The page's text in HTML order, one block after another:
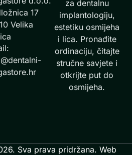
za dentalnu
implantologiju,
estetiku osmijeha
i lica. Pronađite
ordinaciju, čitajte
stručne savjete i
otkrijte put do
osmijeha.
17
Velika
Sva prava pridržana. Web